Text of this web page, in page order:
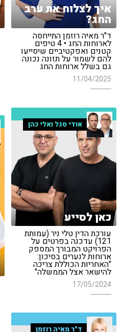
איך לצלוח את ערב
החג?
ד"ר מאיה רוזמן התייחסה
לארוחות החג • 4 טיפים
קטנים ואפקטיביים שיסייעו
להם לשמור על תזונה נכונה
גם בשלל ארוחות החג
11/04/2025
אודי סגל ואלי כהן
כאן לסייע
עורכת הדין טלי ניר (עמותת
121) עדכנה בפרטים על
הפרויקט המבורך המספק
ארוחות לנערים בסיכון:
"האחריות הכוללת צריכה
להישאר אצל הממשלה"
17/05/2024
ד"ר מאיה רוזמן